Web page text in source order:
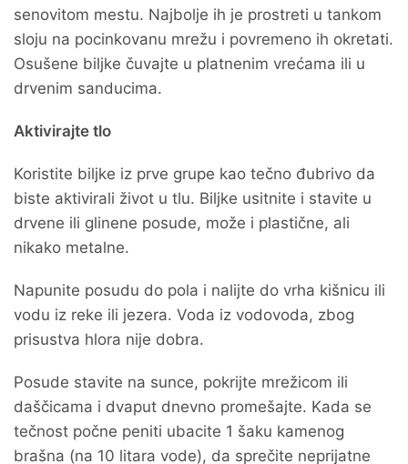
senovitom mestu. Najbolje ih je prostreti u tankom
sloju na pocinkovanu mrežu i povremeno ih okretati.
Osušene biljke čuvajte u platnenim vrećama ili u
drvenim sanducima.
Aktivirajte tlo
Koristite biljke iz prve grupe kao tečno đubrivo da
biste aktivirali život u tlu. Biljke usitnite i stavite u
drvene ili glinene posude, može i plastične, ali
nikako metalne.
Napunite posudu do pola i nalijte do vrha kišnicu ili
vodu iz reke ili jezera. Voda iz vodovoda, zbog
prisustva hlora nije dobra.
Posude stavite na sunce, pokrijte mrežicom ili
daščicama i dvaput dnevno promešajte. Kada se
tečnost počne peniti ubacite 1 šaku kamenog
brašna (na 10 litara vode), da sprečite neprijatne